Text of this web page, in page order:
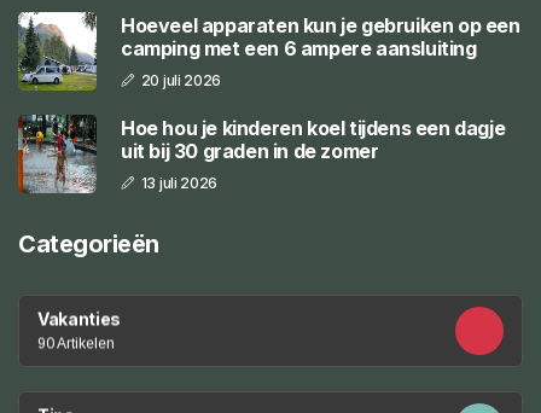
Hoeveel apparaten kun je gebruiken op een
camping met een 6 ampere aansluiting
20 juli 2026
Hoe hou je kinderen koel tijdens een dagje
uit bij 30 graden in de zomer
13 juli 2026
Categorieën
Vakanties
90 Artikelen